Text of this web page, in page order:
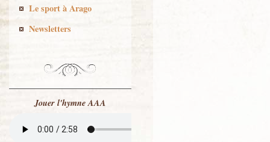
Le sport à Arago
Newsletters
Jouer l'hymne AAA